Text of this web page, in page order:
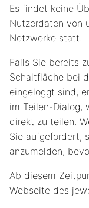
Es findet keine
Nutzerdaten von
Netzwerke statt.
Falls Sie bereits
Schaltfläche bei
eingeloggt sind,
im Teilen-Dialog,
direkt zu teilen.
Sie aufgefordert,
anzumelden,
Ab diesem
Webseite des